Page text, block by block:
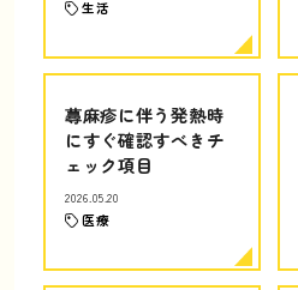
生活
蕁麻疹に伴う発熱時
にすぐ確認すべきチ
ェック項目
2026.05.20
医療